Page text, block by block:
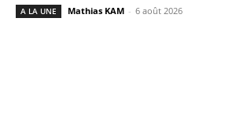
A LA UNE Mathias KAM - 6 août 2026